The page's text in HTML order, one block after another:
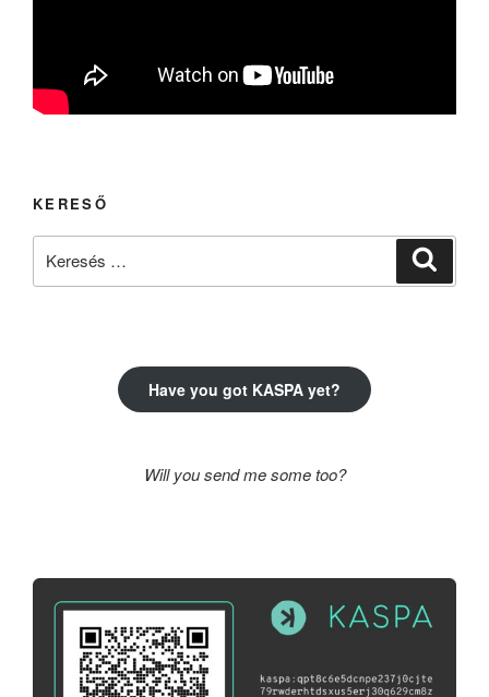
KERESŐ
Have you got KASPA yet?
Will you send me some too?